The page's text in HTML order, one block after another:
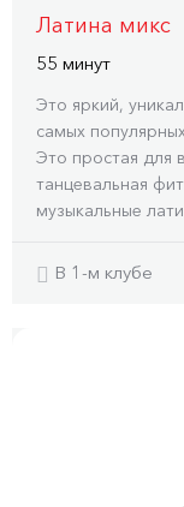
Латина микс
55 минут
Это яркий,
самых
Это простая для
танцевальная
музыкальные
В 1-м клубе